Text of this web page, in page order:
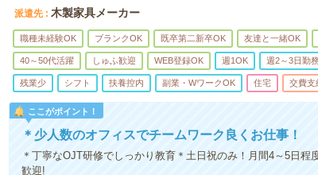
派遣先 木製家具メーカー
職種未経験OK ブランクOK 既卒第二新卒OK 友達と一緒OK
40～50代活躍 しゅふ歓迎 WEB登録OK 週1OK 週2～3日勤
残業少 シフト 扶養控内 副業・WワークOK 住宅 交費支
ここがポイント！
＊少人数のオフィスでチームワーク良くお仕事！
＊丁寧なOJT研修でしっかり教育＊土日祝のみ！月間4～5日
歓迎!